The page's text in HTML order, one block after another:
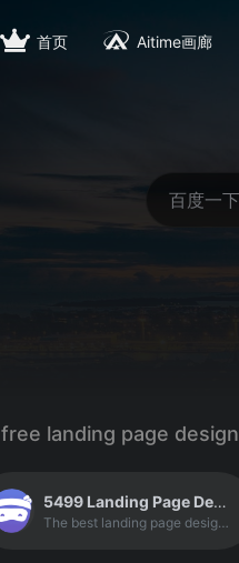
首页 Aitime画廊
free landing page design
5499 Landing Page Design Inspiration
The best landing page design inspiration from around the web. Lapa Ninja is created to help designers find inspiration, learn and improve design skills. The contents are selected from the best designs, and daily updated.